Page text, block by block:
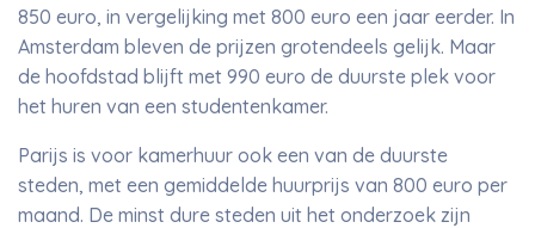
850 euro, in vergelijking met 800 euro een jaar eerder. In
Amsterdam bleven de prijzen grotendeels gelijk. Maar
de hoofdstad blijft met 990 euro de duurste plek voor
het huren van een studentenkamer.
Parijs is voor kamerhuur ook een van de duurste
steden, met een gemiddelde huurprijs van 800 euro per
maand. De minst dure steden uit het onderzoek zijn